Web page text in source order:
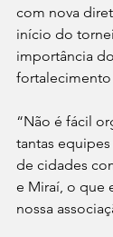
com nova
início do
importância
“Não é fácil
tantas
de cidades
e Miraí, o que
nossa